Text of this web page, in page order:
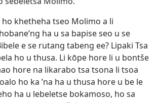
khetheha tseo Molimo a li
ha u sa bapise seo u se
e se rutang tabeng ee? Lipaki Tsa
ho u thusa. Li kōpe hore li u bontše
hore na likarabo tsa tsona li tsoa
ho ka ’na ha u thusa hore u be le
ha u lebeletse bokamoso, ho sa